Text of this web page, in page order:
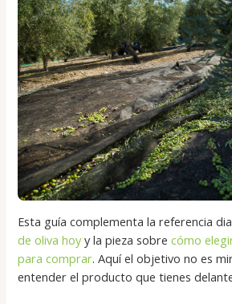
Esta guía complementa la referencia
de oliva hoy y la pieza sobrecómo
para comprar. Aquí el objetivo no es
entender el producto que tienes